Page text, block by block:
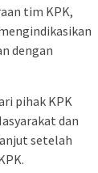
tim KPK,
dengan
pihak KPK
dan
setelah